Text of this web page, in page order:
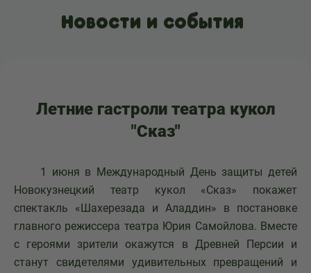
Новости и события
Летние гастроли театра кукол
"Сказ"
1 июня в Международный День защиты детей
Новокузнецкий театр кукол «Сказ» покажет
спектакль «Шахерезада и Аладдин» в постановке
главного режиссера театра Юрия Самойлова. Вместе
с героями зрители окажутся в Древней Персии и
станут свидетелями удивительных превращений и